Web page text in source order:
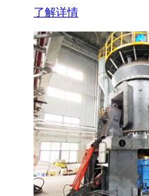
了解详情